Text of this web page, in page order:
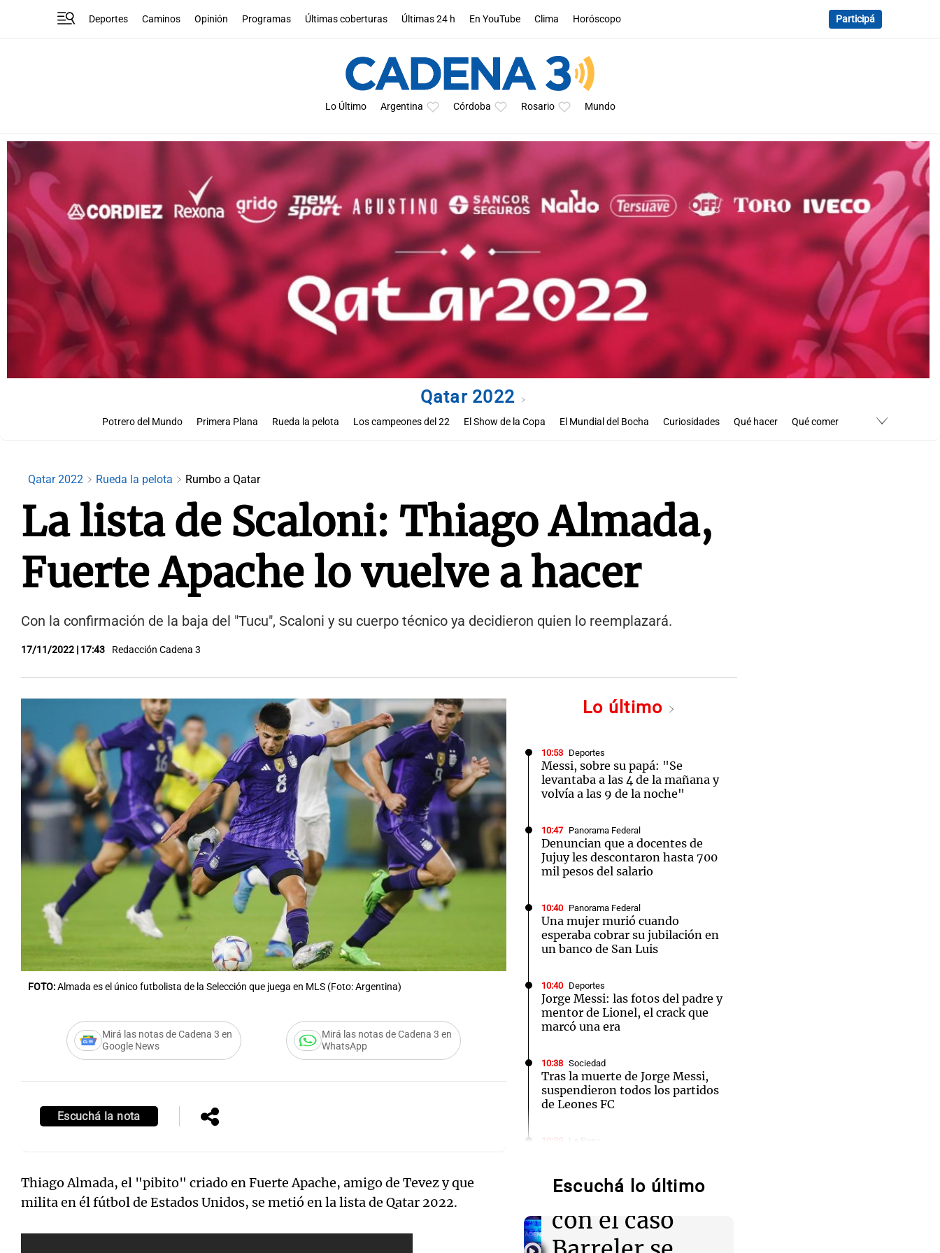
Deportes Caminos Opinión Programas Últimas coberturas Últimas 24 h En YouTube Clima Horóscopo Participá
Lo Último Argentina Córdoba Rosario Mundo
Qatar 2022
Potrero del Mundo Primera Plana Rueda la pelota Los campeones del 22 El Show de la Copa El Mundial del Bocha Curiosidades Qué hacer
Qué comer
Qatar 2022 Rueda la pelota Rumbo a Qatar
La lista de Scaloni: Thiago Almada,
Fuerte Apache lo vuelve a hacer
Con la confirmación de la baja del "Tucu", Scaloni y su cuerpo técnico ya decidieron quien lo reemplazará.
17/11/2022 | 17:43 Redacción Cadena 3
FOTO:Almada es el único futbolista de la Selección que juega en MLS (Foto: Argentina)
Mirá las notas de Cadena 3 en
Google News
Mirá las notas de Cadena 3 en
WhatsApp
Escuchá la nota
Thiago Almada, el "pibito" criado en Fuerte Apache, amigo de Tevez y que
milita en él fútbol de Estados Unidos, se metió en la lista de Qatar 2022.
Lo último
10:53 Deportes
Messi, sobre su papá: "Se
levantaba a las 4 de la mañana y
volvía a las 9 de la noche"
10:47 Panorama Federal
Denuncian que a docentes de
Jujuy les descontaron hasta 700
mil pesos del salario
10:40 Panorama Federal
Una mujer murió cuando
esperaba cobrar su jubilación en
un banco de San Luis
10:40 Deportes
Jorge Messi: las fotos del padre y
mentor de Lionel, el crack que
marcó una era
10:38 Sociedad
Tras la muerte de Jorge Messi,
suspendieron todos los partidos
de Leones FC
10:38 La Popu
en el Movistar Arena
10:25 Panorama Federal
Vandalismo en San Miguel de
Tucumán: destruyeron 433
Escuchá lo último
Audio.
relacionados
con el caso
Audio. Análisis
de la derrota
Editorial
Notas
Mundial 2026
Notas
La Sole en Cadena 3
Notas
El huracán de Arequito Cadena 3 en Groenlandia